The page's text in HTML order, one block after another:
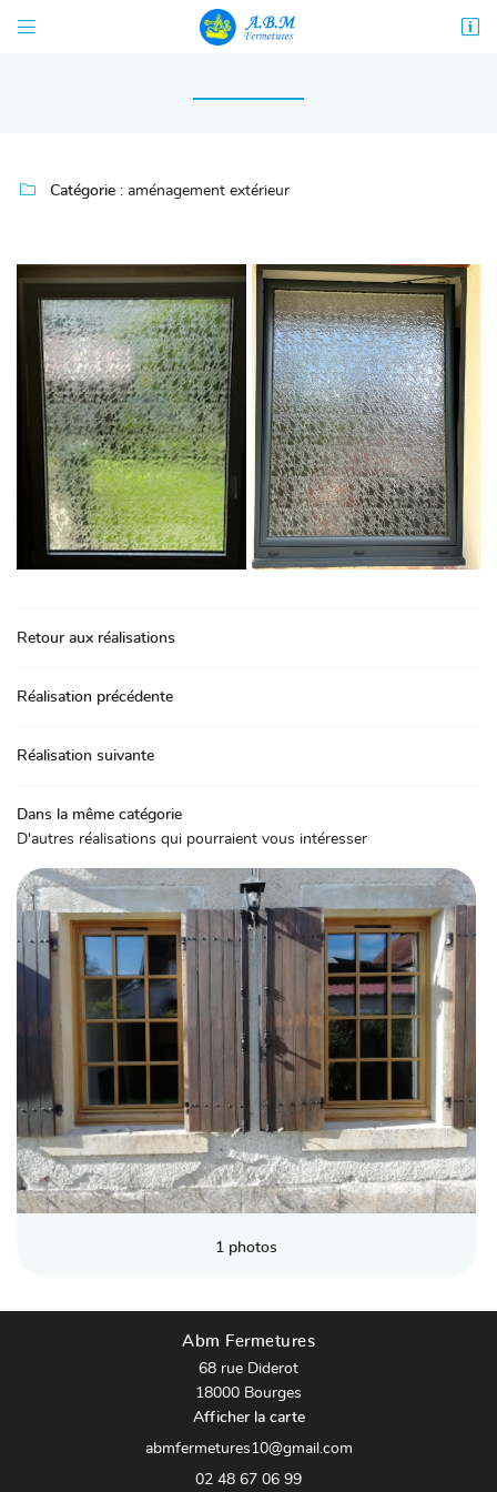

Accueil
intérieure
extérieure
Serrurerie
produits
réalisations
Avis
Actualités
Contact

02 48 67 06
Restez
INSCRIPTION
 Adresse email de réception
En cochant cette case, vous consentez à recevoir nos propositions commerciales à
l'adresse email indiqué ci-dessus. Vous pouvez vous désinscrire à tout moment en
utilisantle formulaire de désinscription
INSCRIPTION
 Catégorie : aménagement extérieur
Retour aux réalisations
Réalisation précédente
Réalisation suivante
Dans la même catégorie
D'autres réalisations qui pourraient vous intéresser
1 photos
Abm Fermetures
68 rue Diderot
18000 Bourges
Afficher la carte
02 48 67 06 99